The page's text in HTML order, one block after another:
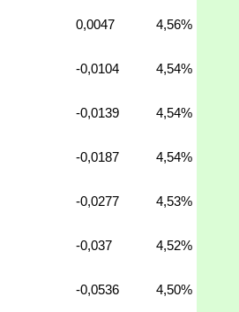
0,0047 4,56%
-0,0104 4,54%
-0,0139 4,54%
-0,0187 4,54%
-0,0277 4,53%
-0,037 4,52%
-0,0536 4,50%